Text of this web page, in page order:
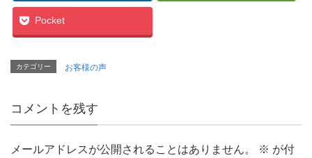
Pocket
カテゴリー お客様の声
コメントを残す
メールアドレスが公開されることはありません。 ※ が付